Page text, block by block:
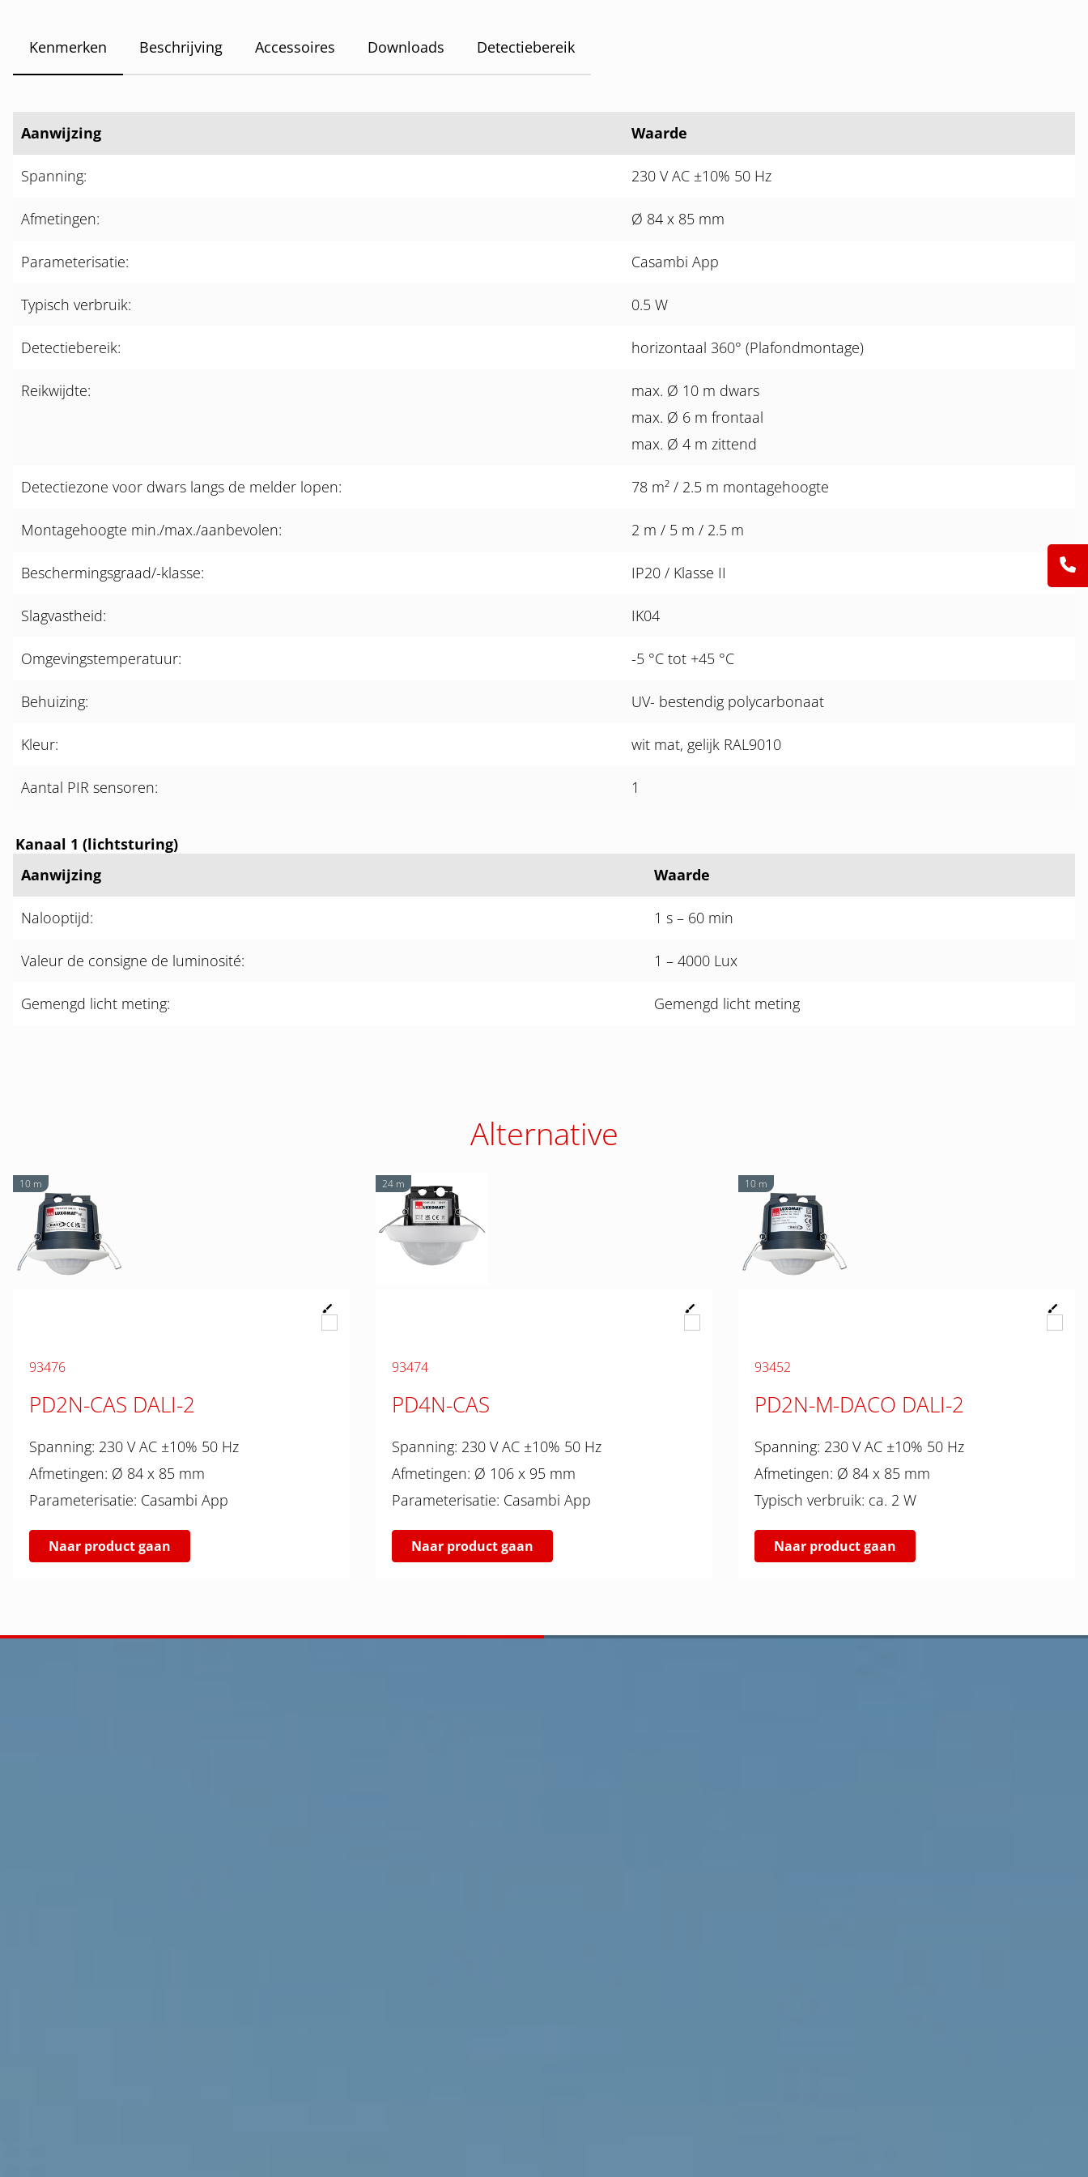
Kenmerken Beschrijving Accessoires Downloads Detectiebereik
Aanwijzing Waarde
Spanning: 230 V AC ±10% 50 Hz
Afmetingen: Ø 84 x 85 mm
Parameterisatie: Casambi App
Typisch verbruik: 0.5 W
Detectiebereik: horizontaal 360° (Plafondmontage)
Reikwijdte:
max. Ø 10 m dwars
max. Ø 6 m frontaal
max. Ø 4 m zittend
Detectiezone voor dwars langs de melder lopen: 78 m² / 2.5 m montagehoogte
Montagehoogte min./max./aanbevolen: 2 m / 5 m / 2.5 m
Beschermingsgraad/-klasse: IP20 / Klasse II
Slagvastheid: IK04
Omgevingstemperatuur: -5 °C tot +45 °C
Behuizing: UV- bestendig polycarbonaat
Kleur: wit mat, gelijk RAL9010
Aantal PIR sensoren: 1
Kanaal 1 (lichtsturing)
Aanwijzing
Waarde
Nalooptijd: 1 s – 60 min
Valeur de consigne de luminosité: 1 – 4000 Lux
Gemengd licht meting: Gemengd licht meting
Alternative
10 m
93476
PD2N-CAS DALI-2
Spanning: 230 V AC ±10% 50 Hz
Afmetingen: Ø 84 x 85 mm
Parameterisatie: Casambi App
Naar product gaan
24 m
93474
PD4N-CAS
Spanning: 230 V AC ±10% 50 Hz
Afmetingen: Ø 106 x 95 mm
Parameterisatie: Casambi App
Naar product gaan
10 m
93452
PD2N-M-DACO DALI-2
Spanning: 230 V AC ±10% 50 Hz
Afmetingen: Ø 84 x 85 mm
Typisch verbruik: ca. 2 W
Naar product gaan